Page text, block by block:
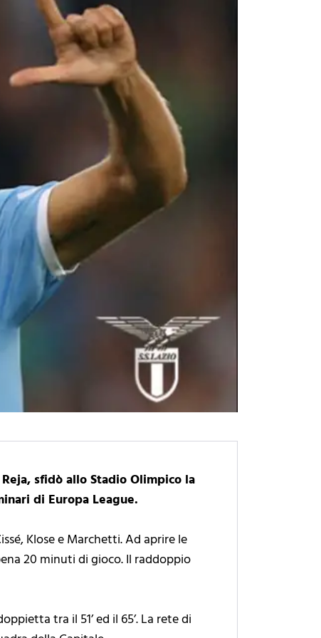
sfidò allo Stadio Olimpico la
di Europa League.
Klose e Marchetti. Ad aprire le
20 minuti di gioco. Il raddoppio
tra il 51’ ed il 65’. La rete di